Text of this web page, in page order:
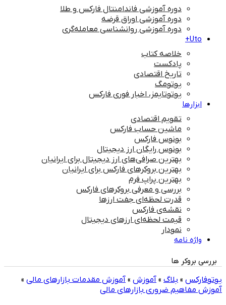
دوره آموزشی فاندامنتال فارکس و طلا
دوره آموزشی اوراق قرضه
دوره آموزشی روانشناسی معامله‌گری
Uto+
خلاصه کتاب
پادکست
تاریخ اقتصادی
یوتومگ
یوتوتایمز، اخبار فوری فارکس
ابزارها
تقویم اقتصادی
ماشین حساب فارکس
بونوس فارکس
بونوس رایگان ارز دیجیتال
بهترین صرافی‌های ارز دیجیتال برای ایرانیان
بهترین بروکرهای فارکس برای ایرانیان
بهترین پراپ‌ فرم
بررسی و معرفی بروکرهای فارکس
قدرت لحظه‌ای جفت ارزها
نقشه‌ی فارکس
قیمت لحظه‌ای ارزهای دیجیتال
نمودار
واژه نامه
بررسی بروکر ها
یوتوفارکس » بلاگ » آموزش » آموزش مقدمات بازارهای مالی »
آموزش مفاهیم ضروری بازارهای مالی